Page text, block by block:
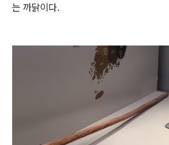
는 까닭이다.